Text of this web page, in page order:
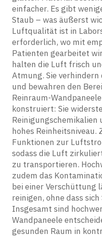
einfacher. Es gibt
Staub – was äußerst
Luftqualität ist in
erforderlich, wo mit
Patienten gearbeitet
halten die Luft frisch
Atmung. Sie verhindern
und bewahren den
Reinraum-
konstruiert: Sie
Reinigungschemikalien
hohes Reinheitsniveau.
Funktionen zur
sodass die Luft
zu transportieren.
zudem das
bei einer Verschüttung
reinigen, ohne dass
Insgesamt sind
Wandpaneele
gesunden Raum in